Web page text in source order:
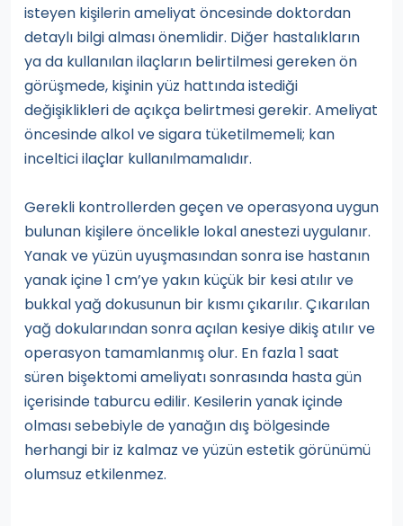
isteyen kişilerin ameliyat öncesinde doktordan
detaylı bilgi alması önemlidir. Diğer hastalıkların
ya da kullanılan ilaçların belirtilmesi gereken ön
görüşmede, kişinin yüz hattında istediği
değişiklikleri de açıkça belirtmesi gerekir. Ameliyat
öncesinde alkol ve sigara tüketilmemeli; kan
inceltici ilaçlar kullanılmamalıdır.
Gerekli kontrollerden geçen ve operasyona uygun
bulunan kişilere öncelikle lokal anestezi uygulanır.
Yanak ve yüzün uyuşmasından sonra ise hastanın
yanak içine 1 cm’ye yakın küçük bir kesi atılır ve
bukkal yağ dokusunun bir kısmı çıkarılır. Çıkarılan
yağ dokularından sonra açılan kesiye dikiş atılır ve
operasyon tamamlanmış olur. En fazla 1 saat
süren bişektomi ameliyatı sonrasında hasta gün
içerisinde taburcu edilir. Kesilerin yanak içinde
olması sebebiyle de yanağın dış bölgesinde
herhangi bir iz kalmaz ve yüzün estetik görünümü
olumsuz etkilenmez.